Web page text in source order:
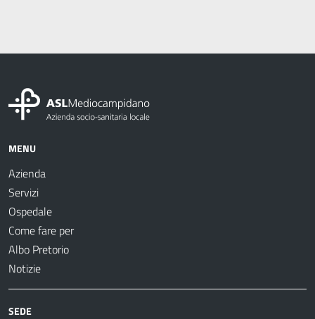
MENU
Azienda
Servizi
Ospedale
Come fare per
Albo Pretorio
Notizie
SEDE